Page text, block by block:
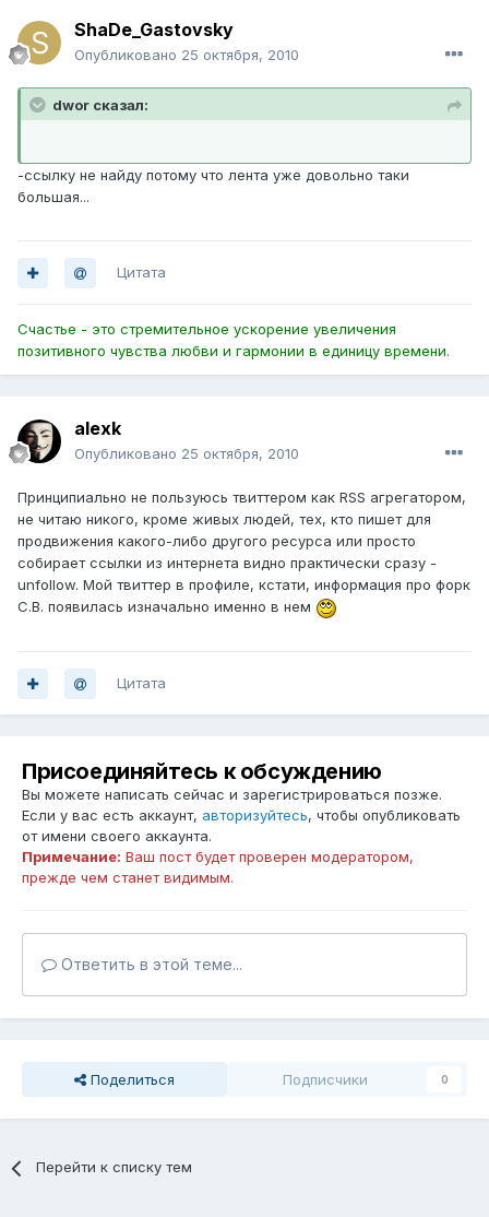
ShaDe_Gastovsky
Опубликовано 25 октября, 2010
dwor сказал:
-ссылку не найду потому что лента уже довольно таки
большая...
Цитата
Счастье - это стремительное ускорение увеличения
позитивного чувства любви и гармонии в единицу времени.
alexk
Опубликовано 25 октября, 2010
Принципиально не пользуюсь твиттером как RSS агрегатором,
не читаю никого, кроме живых людей, тех, кто пишет для
продвижения какого-либо другого ресурса или просто
собирает ссылки из интернета видно практически сразу -
unfollow. Мой твиттер в профиле, кстати, информация про форк
C.B. появилась изначально именно в нем
Цитата
Присоединяйтесь к обсуждению
Вы можете написать сейчас и зарегистрироваться позже.
Если у вас есть аккаунт, авторизуйтесь, чтобы опубликовать
от имени своего аккаунта.
Примечание: Ваш пост будет проверен модератором,
прежде чем станет видимым.
Ответить в этой теме...
Поделиться Подписчики 0
Перейти к списку тем